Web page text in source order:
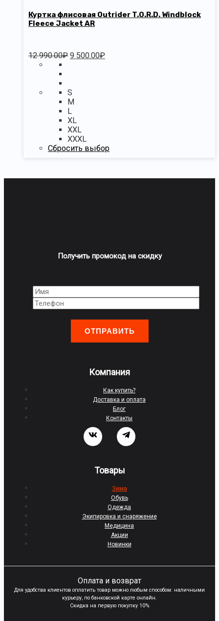
Куртка флисовая Outrider T.O.R.D. Windblock
Fleece Jacket AR
12 990.00₽ 9 500.00₽
S
M
L
XL
XXL
XXXL
Сбросить выбор
Получить промокод на скидку
Компания
Как купить?
Доставка и оплата
Блог
Контакты
Товары
Зима
Обувь
Одежда
Экипировка и снаряжение
Медицина
Акции
Новинки
Оплата и возврат
Для удобства клиентов оплатить товар можно любым способом: наличными
курьеру, по банковской карте онлайн.
Скидка на первую покупку 10%